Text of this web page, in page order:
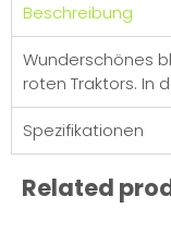
Beschreibung
Wunderschönes
roten Traktors. In
Spezifikationen
Related